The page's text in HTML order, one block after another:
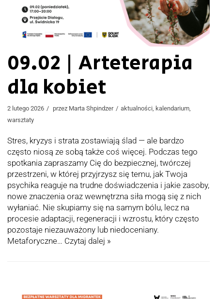
09.02 | Arteterapia
dla kobiet
2 lutego 2026 przez Marta Shpindzer aktualności, kalendarium,
warsztaty
Stres, kryzys i strata zostawiają ślad — ale bardzo
często niosą ze sobą także coś więcej. Podczas tego
spotkania zapraszamy Cię do bezpiecznej, twórczej
przestrzeni, w której przyjrzysz się temu, jak Twoja
psychika reaguje na trudne doświadczenia i jakie zasoby,
nowe znaczenia oraz wewnętrzna siła mogą się z nich
wyłaniać. Nie skupiamy się na samym bólu, lecz na
procesie adaptacji, regeneracji i wzrostu, który często
pozostaje niezauważony lub niedoceniany.
Metaforyczne… Czytaj dalej »